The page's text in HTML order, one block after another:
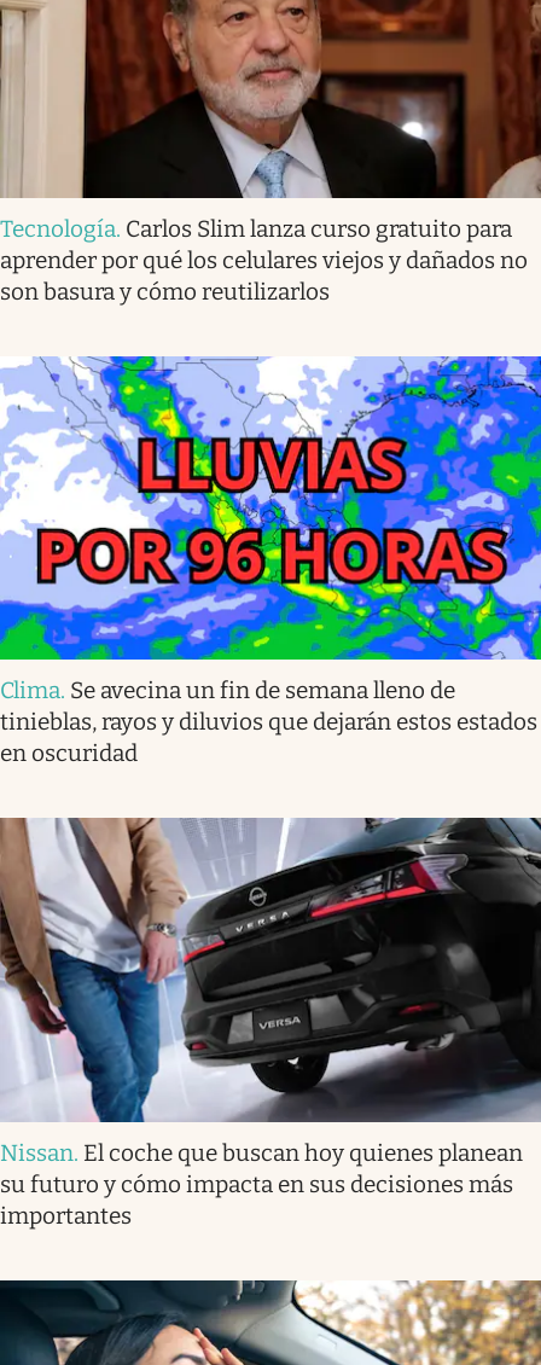
Tecnología. Carlos Slim lanza curso gratuito para
aprender por qué los celulares viejos y dañados no
son basura y cómo reutilizarlos
Clima. Se avecina un fin de semana lleno de
tinieblas, rayos y diluvios que dejarán estos estados
en oscuridad
Nissan. El coche que buscan hoy quienes planean
su futuro y cómo impacta en sus decisiones más
importantes